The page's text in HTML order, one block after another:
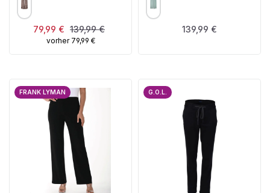
Verkaufspreis:
79,99 € Regulärer Preis:
139,99 €
vorher 79,99 €
Regulärer Preis:
139,99 €
FRANK LYMAN G.O.L.